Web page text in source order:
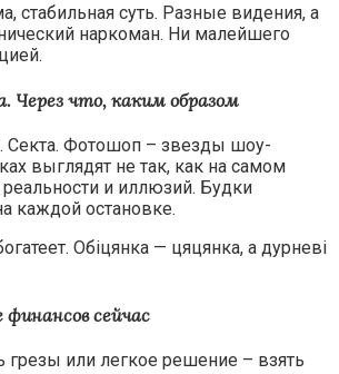
стабильная суть. Разные видения, а
наркоман. Ни малейшего
Через что, каким образом
Секта. Фотошоп – звезды шоу-
выглядят не так, как на самом
и иллюзий. Будки
каждой остановке.
Обіцянка — цяцянка, а дурневі
сейчас
грезы или легкое решение – взять